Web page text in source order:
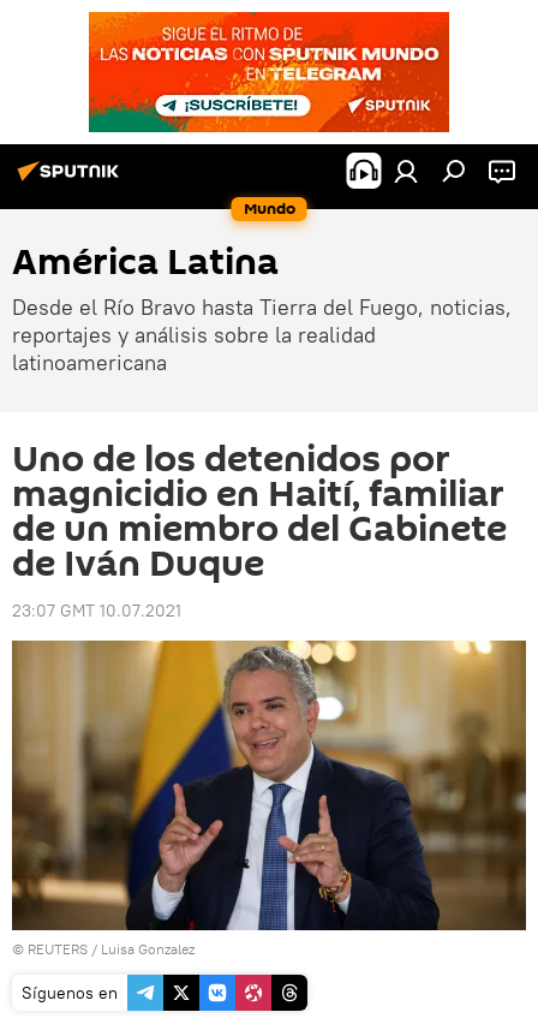
Mundo
América Latina
Desde el Río Bravo hasta Tierra del Fuego, noticias,
reportajes y análisis sobre la realidad
latinoamericana
Uno de los detenidos por
magnicidio en Haití, familiar
de un miembro del Gabinete
de Iván Duque
23:07 GMT 10.07.2021
© REUTERS / Luisa Gonzalez
Síguenos en